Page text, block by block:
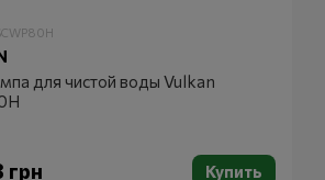
странах Европы, а также на
линейку продуктов.
работой в самых разных
для чистой воды Vulkan
грн Купить